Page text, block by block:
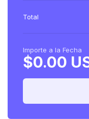
Total
$0.00
Importe a la Fecha